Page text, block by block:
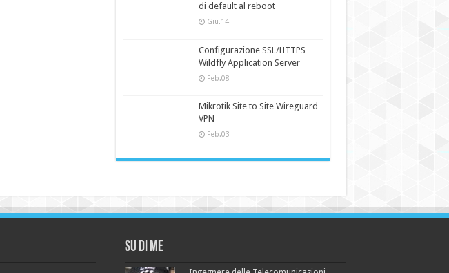
di default al reboot
Giu.14
Configurazione SSL/HTTPS
Wildfly Application Server
Feb.08
Mikrotik Site to Site Wireguard
VPN
Feb.03
Su di me